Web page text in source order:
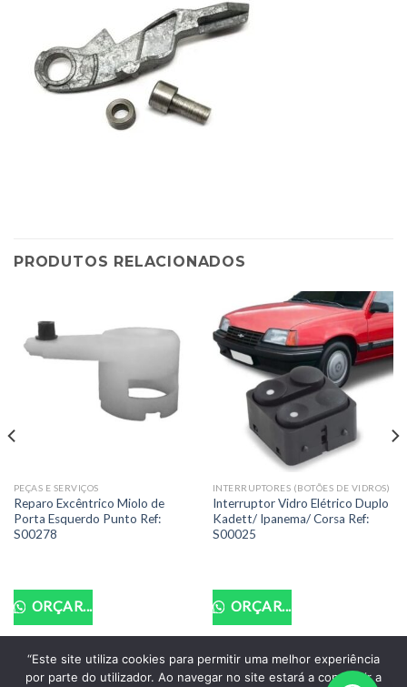
PRODUTOS RELACIONADOS
PEÇAS E SERVIÇOS
Reparo Excêntrico Miolo de
Porta Esquerdo Punto Ref:
S00278
ORÇAR...
INTERRUPTORES (BOTÕES DE VIDROS)
Interruptor Vidro Elétrico Duplo
Kadett/ Ipanema/ Corsa Ref:
S00025
ORÇAR...
POLITICA DE PRIVACIDADE TERMOS DE USO
“Este site utiliza cookies para permitir uma melhor experiência
por parte do utilizador. Ao navegar no site estará a consentir a